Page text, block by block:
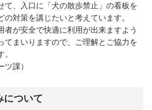
て、入口に「犬の散歩禁止」の看板を
の対策を講じたいと考えています。
者が安全で快適に利用が出来ますよう
てまいりますので、ご理解とご協力を
ツ課）
について